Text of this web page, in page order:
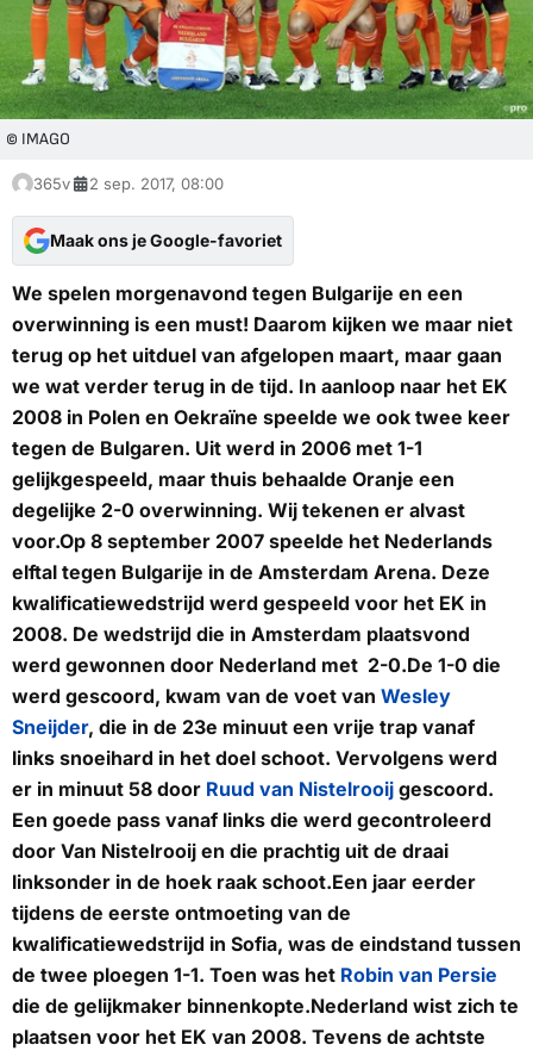
© IMAGO
365v 2 sep. 2017, 08:00
Maak ons je Google-favoriet
We spelen morgenavond tegen Bulgarije en een
overwinning is een must! Daarom kijken we maar niet
terug op het uitduel van afgelopen maart, maar gaan
we wat verder terug in de tijd. In aanloop naar het EK
2008 in Polen en Oekraïne speelde we ook twee keer
tegen de Bulgaren. Uit werd in 2006 met 1-1
gelijkgespeeld, maar thuis behaalde Oranje een
degelijke 2-0 overwinning. Wij tekenen er alvast
voor.Op 8 september 2007 speelde het Nederlands
elftal tegen Bulgarije in de Amsterdam Arena. Deze
kwalificatiewedstrijd werd gespeeld voor het EK in
2008. De wedstrijd die in Amsterdam plaatsvond
werd gewonnen door Nederland met 2-0.De 1-0 die
werd gescoord, kwam van de voet van Wesley
Sneijder, die in de 23e minuut een vrije trap vanaf
links snoeihard in het doel schoot. Vervolgens werd
er in minuut 58 door Ruud van Nistelrooij gescoord.
Een goede pass vanaf links die werd gecontroleerd
door Van Nistelrooij en die prachtig uit de draai
linksonder in de hoek raak schoot.Een jaar eerder
tijdens de eerste ontmoeting van de
kwalificatiewedstrijd in Sofia, was de eindstand tussen
de twee ploegen 1-1. Toen was het Robin van Persie
die de gelijkmaker binnenkopte.Nederland wist zich te
plaatsen voor het EK van 2008. Tevens de achtste